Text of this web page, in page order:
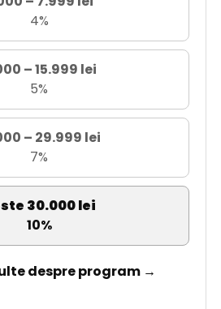
4%
– 15.999 lei
5%
– 29.999 lei
7%
30.000 lei
10%
despre program →